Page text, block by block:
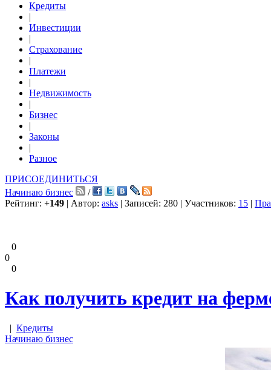
Кредиты
|
Инвестиции
|
Страхование
|
Платежи
|
Недвижимость
|
Бизнес
|
Законы
|
Разное
ПРИСОЕДИНИТЬСЯ
Начинаю бизнес
/
Рейтинг: +149 | Автор: asks | Записей: 280 | Участников: 15 |
0
0
0
Как получить кредит на
| Кредиты
Начинаю бизнес